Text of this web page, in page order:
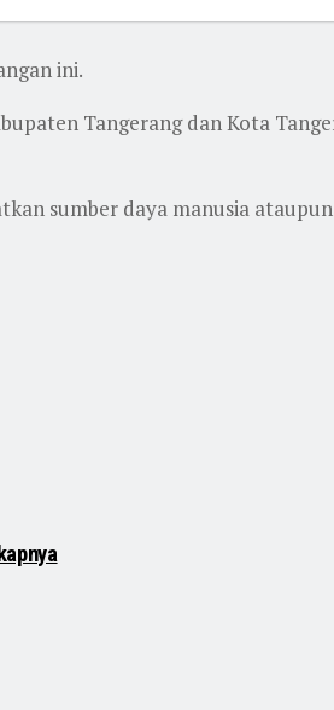
ini.
Tangerang dan Kota
sumber daya manusia